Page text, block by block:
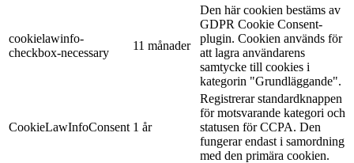
cookielawinfo-
checkbox-necessary
11 månader
Den här cookien bestäms av
GDPR Cookie Consent-
plugin. Cookien används för
att lagra användarens
samtycke till cookies i
kategorin "Grundläggande".
CookieLawInfoConsent 1 år
Registrerar standardknappen
för motsvarande kategori och
statusen för CCPA. Den
fungerar endast i samordning
med den primära cookien.